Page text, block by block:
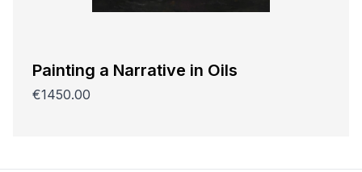
Painting a Narrative in Oils
€1450.00